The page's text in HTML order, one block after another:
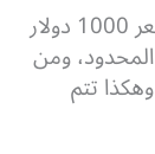
مثلًا إذا أردت أن تبيع 5 عملات رقمية بسعر 1000 دولار
ومن
تتم